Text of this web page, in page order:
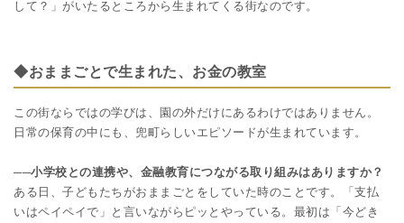
して？」がいたるところから生まれてくる街なのです。
◆おままごとで生まれた、お金の教室
この街ならではの学びは、園の外だけにあるわけではありません。
日常の保育の中にも、兜町らしいエピソードが生まれています。
──小学校との連携や、金融教育につながる取り組みはありますか？
ある日、子どもたちがおままごとをしていた時のことです。「支払
いはペイペイで」と言いながらピッとやっている。最初は「今どき